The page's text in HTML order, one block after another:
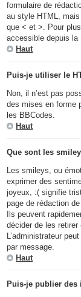
formulaire de
au style HTML,
que < et >. Pour
accessible depuis la
Haut
Puis-je utiliser le
Non, il n’est pas
des mises en forme
les BBCodes.
Haut
Que sont les
Les smileys, ou
exprimer des
joyeux, :( signifie
page de rédaction
Ils peuvent
décider de les retirer
L’administrateur
par message.
Haut
Puis-je publier des